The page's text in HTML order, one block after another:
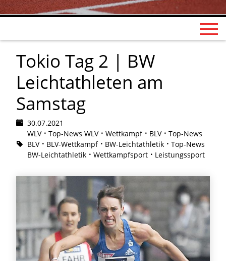
Tokio Tag 2 | BW
Leichtathleten am
Samstag
30.07.2021
WLV
Top-News WLV Wettkampf BLV
Top-News
BLV
BLV-Wettkampf BW-Leichtathletik
Top-News
BW-Leichtathletik
Wettkampfsport Leistungssport